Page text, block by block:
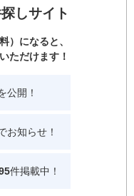
しサイト
）になると、
ただけます！
公開！
お知らせ！
件掲載中！